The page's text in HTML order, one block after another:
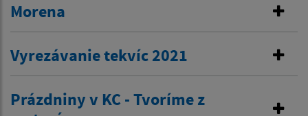
Morena
Vyrezávanie tekvíc 2021
Prázdniny v KC - Tvoríme z